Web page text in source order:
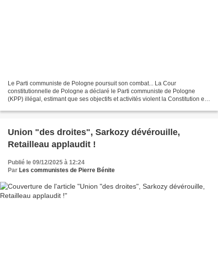
Le Parti communiste de Pologne poursuit son combat... La Cour
constitutionnelle de Pologne a déclaré le Parti communiste de Pologne
(KPP) illégal, estimant que ses objectifs et activités violent la Constitution en
Union "des droites", Sarkozy dévérouille,
Retailleau applaudit !
Publié le 09/12/2025 à 12:24
Par Les communistes de Pierre Bénite